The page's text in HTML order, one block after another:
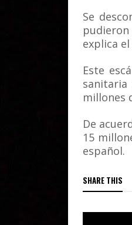
Se
explica
Este
millones
De
15
español.
SHARE THIS